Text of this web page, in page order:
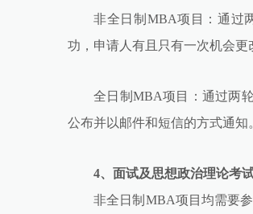
非全日制MBA项目：通过
功，申请人有且只有一次机会更
全日制MBA项目：通过两
公布并以邮件和短信的方式通知
4、面试及思想政治理论考
非全日制MBA项目均需要